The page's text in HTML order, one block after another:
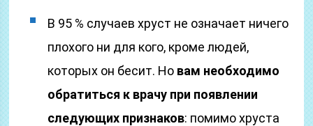
В 95 % случаев хруст не означает ничего
плохого ни для кого, кроме людей,
которых он бесит. Но вам необходимо
обратиться к врачу при появлении
следующих признаков: помимо хруста